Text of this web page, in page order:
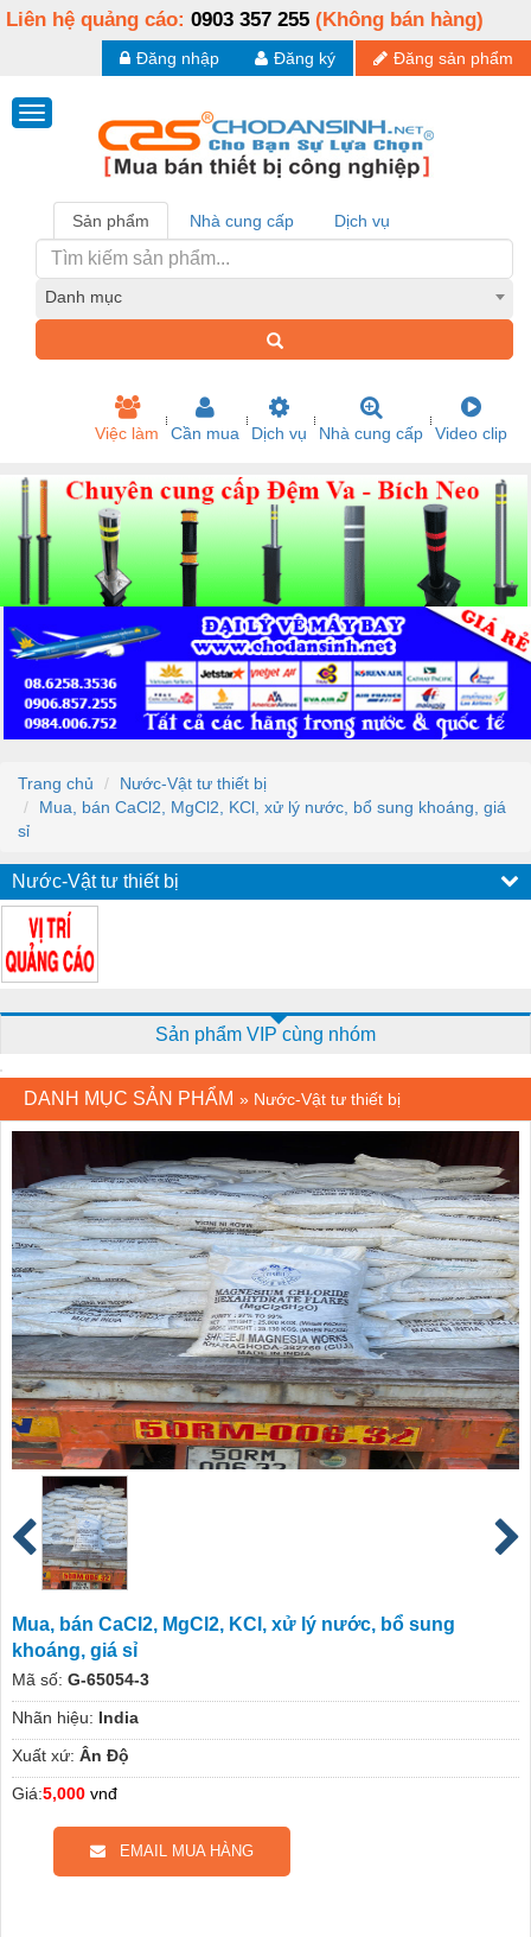
Liên hệ quảng cáo: 0903 357 255 (Không bán hàng)
Đăng sản phẩm
Đăng ký
Đăng nhập
Sản phẩm Nhà cung cấp Dịch vụ
Danh mục
Việc làm Cần mua Dịch vụ Nhà cung cấp Video clip
Trang chủ
Nước-Vật tư thiết bị
Mua, bán CaCl2, MgCl2, KCl, xử lý nước, bổ sung khoáng, giá
sỉ
Nước-Vật tư thiết bị
Sản phẩm VIP cùng nhóm
DANH MỤC SẢN PHẨM » Nước-Vật tư thiết bị
Mua, bán CaCl2, MgCl2, KCl, xử lý nước, bổ sung
khoáng, giá sỉ
Mã số: G-65054-3
Nhãn hiệu: India
Xuất xứ: Ân Độ
Giá:5,000 vnđ
EMAIL MUA HÀNG